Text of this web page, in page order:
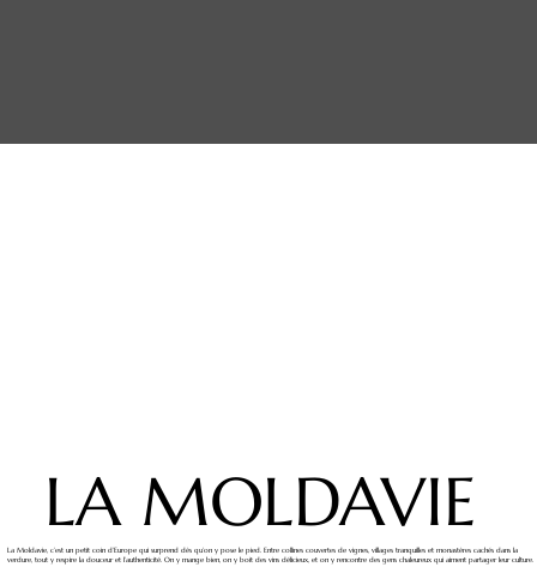
LA MOLDAVIE
LA MOLDAVIE
La Moldavie, c’est un petit coin d’Europe qui surprend dès qu’on y pose le pied. Entre collines couvertes de vignes, villages tranquilles et monastères cachés dans la
verdure, tout y respire la douceur et l’authenticité. On y mange bien, on y boit des vins délicieux, et on y rencontre des gens chaleureux qui aiment partager leur culture.